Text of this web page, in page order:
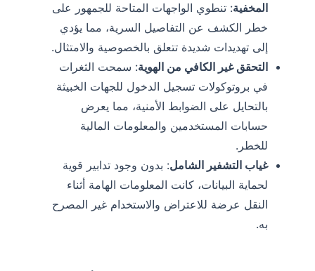
المخفية: تنطوي الواجهات المتاحة للجمهور على
خطر الكشف عن التفاصيل السرية، مما يؤدي
إلى تهديدات شديدة تتعلق بالخصوصية والامتثال.
التحقق غير الكافي من الهوية: سمحت الثغرات
في بروتوكولات تسجيل الدخول للجهات الخبيثة
بالتحايل على الضوابط الأمنية، مما يعرض
حسابات المستخدمين والمعلومات المالية
للخطر.
غياب التشفير الشامل: بدون وجود تدابير قوية
لحماية البيانات، كانت المعلومات الهامة أثناء
النقل عرضة للاعتراض والاستخدام غير المصرح
به.